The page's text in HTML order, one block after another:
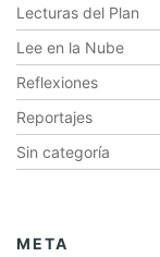
Lecturas del Plan
Lee en la Nube
Reflexiones
Reportajes
Sin categoría
META